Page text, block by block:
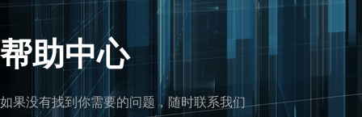
帮助中心
如果没有找到你需要的问题，随时联系我们